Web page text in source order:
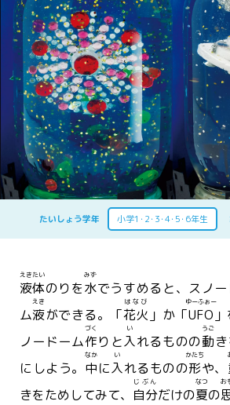
たいしょう学年 小学1･2･3･4･5･6年生
液体
えきたい
のりを水
みず
でうすめると、スノ
ム液
えき
ができる。「花火
はなび
」か「UFO
ゆーふぉー
ノードーム作
づく
りと入
い
れるものの動
うご
にしよう。 中
なか
に入
い
れるものの形
かたち
や、
きをためしてみて、 自分
じぶん
だけの夏
なつ
の
お